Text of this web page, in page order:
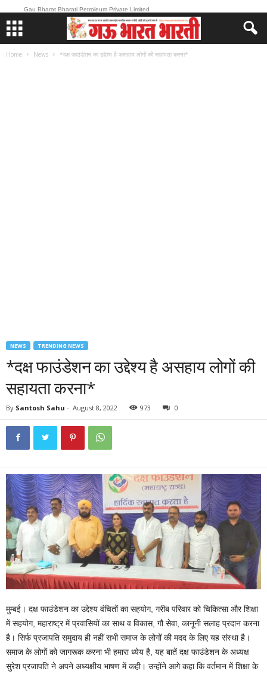
Gau Bharat Bharati Petroleum Private Limited
Home News *दक्ष फाउंडेशन का उद्देश्य है असहाय लोगों की सहायता करना*
NEWS TRENDING NEWS
*दक्ष फाउंडेशन का उद्देश्य है असहाय लोगों की
सहायता करना*
By Santosh Sahu - August 8, 2022 973 0
मुम्बई। दक्ष फाउंडेशन का उद्देश्य वंचितों का सहयोग, गरीब परिवार को चिकित्सा और शिक्षा
में सहयोग, महाराष्ट्र में प्रवासियों का साथ व विकास, गौ सेवा, कानूनी सलाह प्रदान करना
है। सिर्फ प्रजापति समुदाय ही नहीं सभी समाज के लोगों की मदद के लिए यह संस्था है।
समाज के लोगों को जागरूक करना भी हमारा ध्येय है, यह बातें दक्ष फाउंडेशन के अध्यक्ष
सुरेश प्रजापति ने अपने अध्यक्षीय भाषण में कही। उन्होंने आगे कहा कि वर्तमान में शिक्षा के